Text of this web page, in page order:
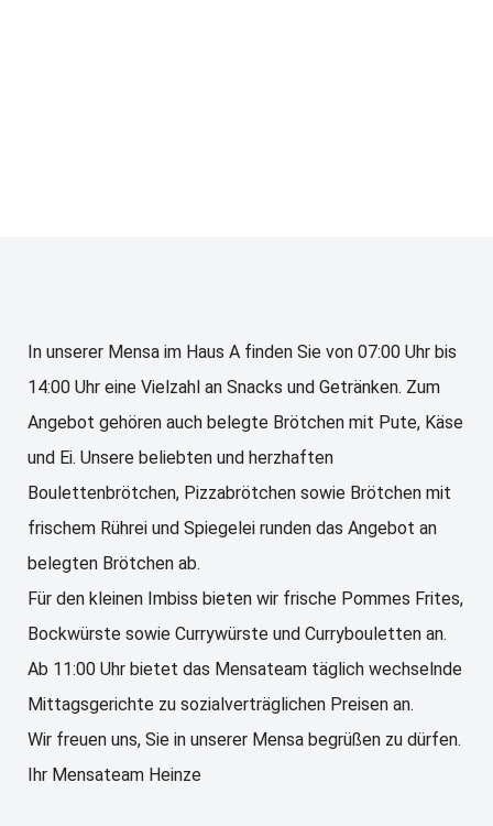
In unserer Mensa im Haus A finden Sie von 07:00 Uhr bis
14:00 Uhr eine Vielzahl an Snacks und Getränken. Zum
Angebot gehören auch belegte Brötchen mit Pute, Käse
und Ei. Unsere beliebten und herzhaften
Boulettenbrötchen, Pizzabrötchen sowie Brötchen mit
frischem Rührei und Spiegelei runden das Angebot an
belegten Brötchen ab.
Für den kleinen Imbiss bieten wir frische Pommes Frites,
Bockwürste sowie Currywürste und Currybouletten an.
Ab 11:00 Uhr bietet das Mensateam täglich wechselnde
Mittagsgerichte zu sozialverträglichen Preisen an.
Wir freuen uns, Sie in unserer Mensa begrüßen zu dürfen.
Ihr Mensateam Heinze